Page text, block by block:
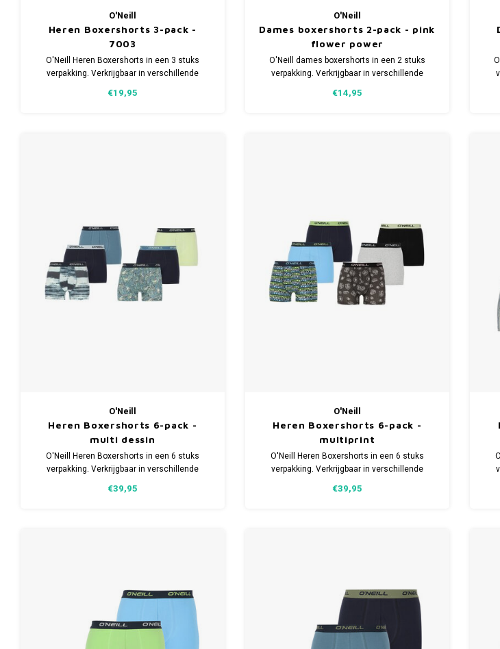
O'Neill
Heren Boxershorts 3-pack -
7003
O'Neill Heren Boxershorts in een 3 stuks
verpakking. Verkrijgbaar in verschillende
Elastaan.
€19,95
O'Neill
Dames boxershorts 2-pack - pink
flower power
O'Neill dames boxershorts in een 2 stuks
verpakking. Verkrijgbaar in verschillende
(duurzaam) en 5% Elastaan.
€14,95
O'Neill
Heren Boxershorts 6-pack -
multi dessin
O'Neill Heren Boxershorts in een 6 stuks
verpakking. Verkrijgbaar in verschillende
Elastaan.
€39,95
O'Neill
Heren Boxershorts 6-pack -
multiprint
O'Neill Heren Boxershorts in een 6 stuks
verpakking. Verkrijgbaar in verschillende
Elastaan.
€39,95